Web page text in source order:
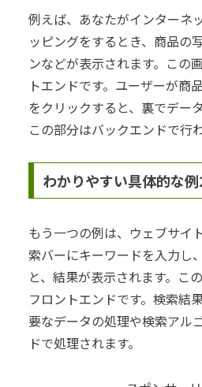
例えば、あなたがインターネ
ッピングをするとき、商品の
ンなどが表示されます。この
トエンドです。ユーザーが商
をクリックすると、裏でデー
この部分はバックエンドで行わ
わかりやすい具体的な
もう一つの例は、ウェブサイ
索バーにキーワードを入力し
と、結果が表示されます。こ
フロントエンドです。検索結
要なデータの処理や検索アル
ドで処理されます。